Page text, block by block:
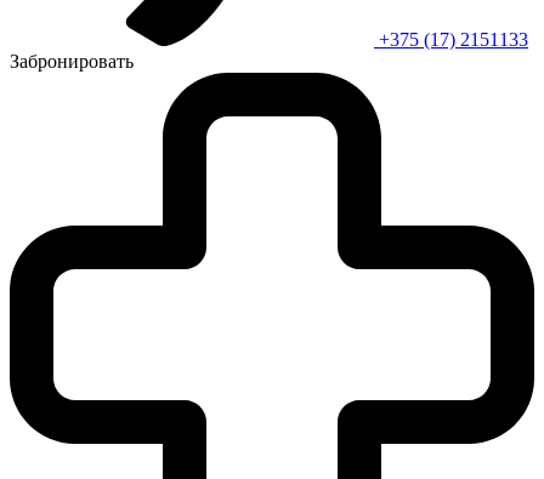
+375 (17) 2151133
Забронировать